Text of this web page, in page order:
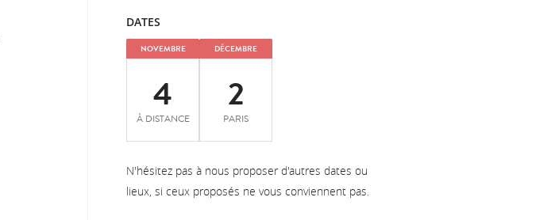
DATES
NOVEMBRE
4
À DISTANCE
DÉCEMBRE
2
PARIS
N'hésitez pas à nous proposer d'autres dates ou
lieux, si ceux proposés ne vous conviennent pas.